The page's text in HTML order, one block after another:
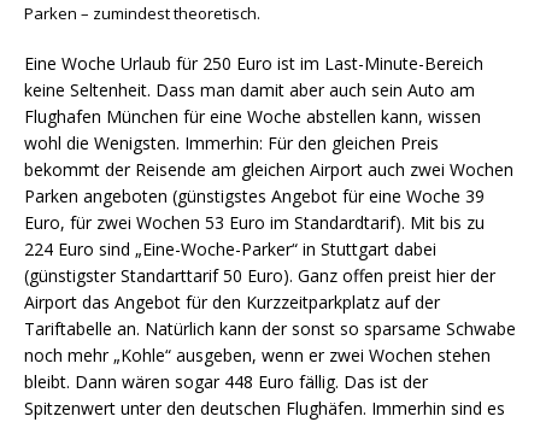
Parken – zumindest theoretisch.
Eine Woche Urlaub für 250 Euro ist im Last-Minute-Bereich
keine Seltenheit. Dass man damit aber auch sein Auto am
Flughafen München für eine Woche abstellen kann, wissen
wohl die Wenigsten. Immerhin: Für den gleichen Preis
bekommt der Reisende am gleichen Airport auch zwei Wochen
Parken angeboten (günstigstes Angebot für eine Woche 39
Euro, für zwei Wochen 53 Euro im Standardtarif). Mit bis zu
224 Euro sind „Eine-Woche-Parker“ in Stuttgart dabei
(günstigster Standarttarif 50 Euro). Ganz offen preist hier der
Airport das Angebot für den Kurzzeitparkplatz auf der
Tariftabelle an. Natürlich kann der sonst so sparsame Schwabe
noch mehr „Kohle“ ausgeben, wenn er zwei Wochen stehen
bleibt. Dann wären sogar 448 Euro fällig. Das ist der
Spitzenwert unter den deutschen Flughäfen. Immerhin sind es